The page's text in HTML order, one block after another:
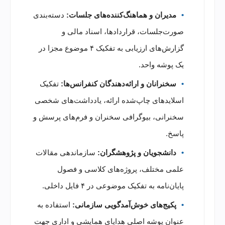
مدیران و هماهنگ‌کننده‌های جلسات: دسته‌بندی
صورت‌جلسات، قراردادها، اسناد مالی و
گزارش‌های ارزیابی به تفکیک ۴ موضوع مجزا در
یک پوشه واحد.
سخنرانان و ارائه‌دهندگان کنفرانس‌ها: تفکیک
اسلایدهای چاپ‌شده ارائه، یادداشت‌های شخصی
سخنرانی، بیوگرافی سخنران و فرم‌های پرسش و
پاسخ.
دانشجویان و پژوهشگران: سازماندهی مقالات
علمی مختلف، پروژه‌های کلاسی و فصول
پایان‌نامه به تفکیک موضوعی در ۴ فایل داخلی.
پکیج‌های خوش‌آمدگویی سازمانی: استفاده به
عنوان پوشه اصلی هدایای همایشی و اداری جهت